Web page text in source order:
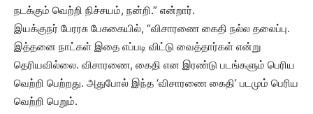
நடக்கும் வெற்றி நிச்சயம், நன்றி.” என்றார்.
இயக்குநர் பேரரசு பேசுகையில், “விசாரணை கைதி நல்ல தலைப்பு.
இத்தனை நாட்கள் இதை எப்படி விட்டு வைத்தார்கள் என்று
தெரியவில்லை. விசாரணை, கைதி என இரண்டு படங்களும் பெரிய
வெற்றி பெற்றது. அதுபோல் இந்த ‘விசாரணை கைதி’ படமும் பெரிய
வெற்றி பெறும்.